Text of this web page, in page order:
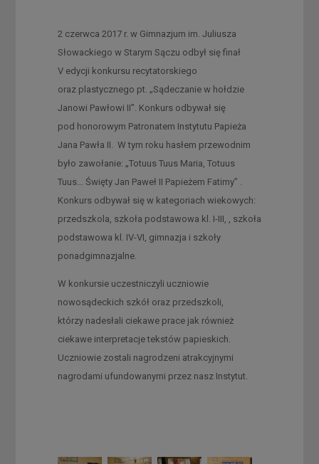
2 czerwca 2017 r. w Gimnazjum im. Juliusza
Słowackiego w Starym Sączu odbył się finał
V edycji konkursu recytatorskiego
oraz plastycznego pt. „Sądeczanie w hołdzie
Janowi Pawłowi II”. Konkurs odbywał się
pod honorowym Patronatem Instytutu Papieża
Jana Pawła II. W tym roku hasłem przewodnim
było zawołanie: „Totuus Tuus Maria, Totuus
Tuus… Święty Jan Paweł II Papieżem Fatimy” .
Konkurs odbywał się w kategoriach wiekowych:
przedszkola, szkoła podstawowa kl. I-III, , szkoła
podstawowa kl. IV-VI, gimnazja i szkoły
ponadgimnazjalne.
W konkursie uczestniczyli uczniowie
nowosądeckich szkół oraz przedszkoli,
którzy nadesłali ciekawe prace jak również
ciekawe interpretacje tekstów papieskich.
Uczniowie zostali nagrodzeni atrakcyjnymi
nagrodami ufundowanymi przez nasz Instytut.